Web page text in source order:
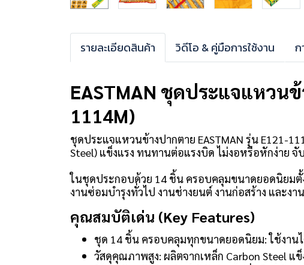
รายละเอียดสินค้า วิดีโอ & คู่มือการใช้งาน ก
EASTMAN ชุดประแจแหวน
1114M)
ชุดประแจแหวนข้างปากตาย EASTMAN รุ่น E121-
Steel) แข็งแรง ทนทานต่อแรงบิด ไม่งอหรือหักง่าย
ในชุดประกอบด้วย 14 ชิ้น ครอบคลุมขนาดยอดนิยมตั้ง
งานซ่อมบำรุงทั่วไป งานช่างยนต์ งานก่อสร้าง และงา
คุณสมบัติเด่น (Key Features)
ชุด 14 ชิ้น ครอบคลุมทุกขนาดยอดนิยม: ใช้งาน
วัสดุคุณภาพสูง: ผลิตจากเหล็ก Carbon Steel